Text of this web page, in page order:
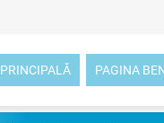
PRINCIPALĂ PAGINA